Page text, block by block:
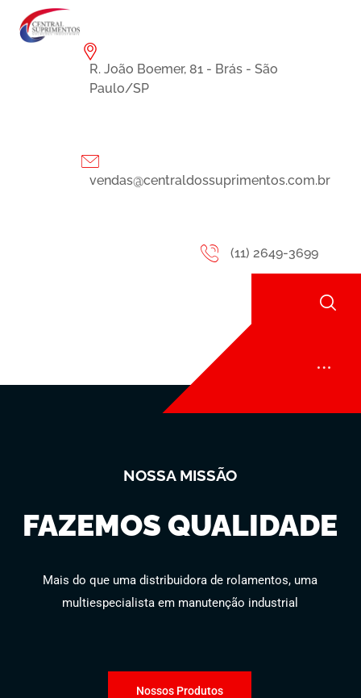
R. João Boemer, 81 - Brás - São
Paulo/SP
vendas@centraldossuprimentos.com.br
(11) 2649-3699
FAZEMOS QUALIDADE
NOSSA MISSÃO
Mais do que uma distribuidora de rolamentos, uma
multiespecialista em manutenção industrial
Nossos Produtos